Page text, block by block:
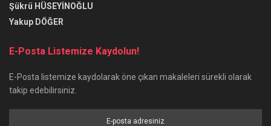
Şükrü HÜSEYİNOĞLU
Yakup DÖĞER
E-Posta Listemize Kaydolun!
E-Posta listemize kaydolarak öne çıkan makaleleri sürekli olarak
takip edebilirsiniz.